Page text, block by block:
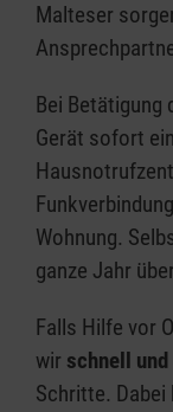
Malteser
Bei
Gerät sofort
Wohnung.
ganze Jahr über
Falls Hilfe vor
wir schnell
Schritte.